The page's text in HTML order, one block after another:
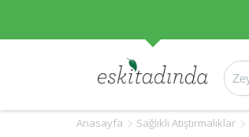
Anasayfa Sağlıklı Atıştırmalıklar